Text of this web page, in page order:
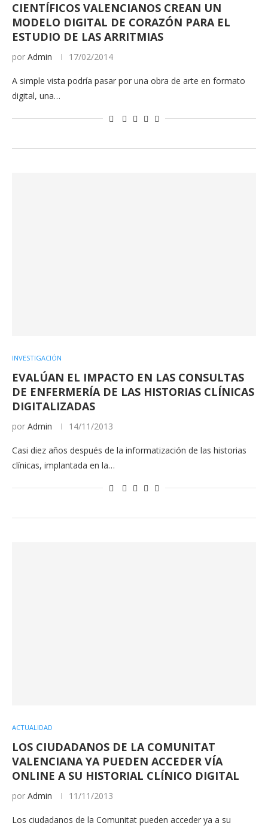
CIENTÍFICOS VALENCIANOS CREAN UN
MODELO DIGITAL DE CORAZÓN PARA EL
ESTUDIO DE LAS ARRITMIAS
por Admin 17/02/2014
A simple vista podría pasar por una obra de arte en formato
digital, una…
INVESTIGACIÓN
EVALÚAN EL IMPACTO EN LAS CONSULTAS
DE ENFERMERÍA DE LAS HISTORIAS CLÍNICAS
DIGITALIZADAS
por Admin 14/11/2013
Casi diez años después de la informatización de las historias
clínicas, implantada en la…
ACTUALIDAD
LOS CIUDADANOS DE LA COMUNITAT
VALENCIANA YA PUEDEN ACCEDER VÍA
ONLINE A SU HISTORIAL CLÍNICO DIGITAL
por Admin 11/11/2013
Los ciudadanos de la Comunitat pueden acceder ya a su